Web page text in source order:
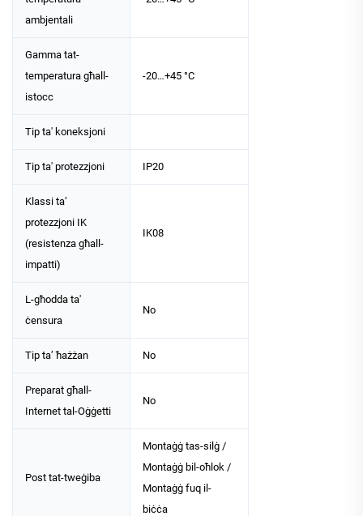
ambjentali
Gamma tat-
temperatura għall-
istocc
-20…+45 °C
Tip ta' koneksjoni
Tip ta' protezzjoni IP20
Klassi ta’
protezzjoni IK
(resistenza għall-
impatti)
IK08
L-għodda ta'
ċensura
No
Tip ta’ ħażżan No
Preparat għall-
Internet tal-Oġġetti
No
Post tat-tweġiba
Montaġġ tas-silġ /
Montaġġ bil-oħlok /
Montaġġ fuq il-
biċċa